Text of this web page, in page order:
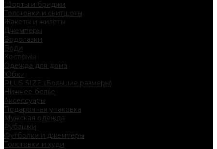
Шорты и бриджи
Толстовки и свитшоты
Жакеты и жилеты
Джемперы
Водолазки
Боди
Костюмы
Одежда для дома
Юбки
PLUS SIZE (Большие размеры)
Нижнее белье
Аксессуары
Подарочная упаковка
Мужская одежда
Рубашки
Футболки и джемперы
Толстовки и худи